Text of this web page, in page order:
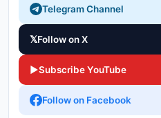
Telegram Channel
𝕏Follow on X
▶Subscribe YouTube
Follow on Facebook